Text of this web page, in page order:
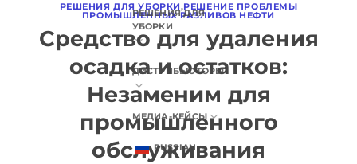
РЕШЕНИЯ ДЛЯ
УБОРКИ
ДИСТРИБЬЮТОРЫ
МЕДИА-КЕЙСЫ
RUSSIAN
РЕШЕНИЯ ДЛЯ УБОРКИ,РЕШЕНИЕ ПРОБЛЕМЫ
ПРОМЫШЛЕННЫХ РАЗЛИВОВ НЕФТИ
Средство для удаления
осадка и остатков:
Незаменим для
промышленного
обслуживания